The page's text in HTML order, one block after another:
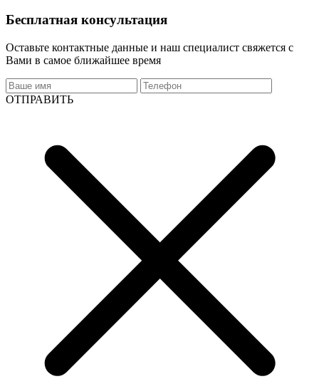
Бесплатная консультация
Оставьте контактные данные и наш специалист свяжется с
Вами в самое ближайшее время
ОТПРАВИТЬ